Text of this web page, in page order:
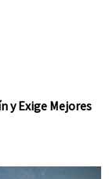
y Exige Mejores